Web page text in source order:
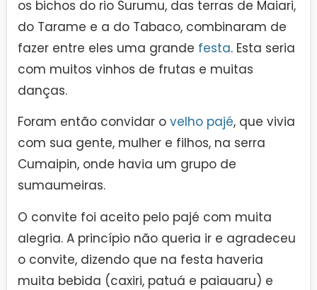
os bichos do rio Surumu, das terras de Maiari,
do Tarame e a do Tabaco, combinaram de
fazer entre eles uma grande festa. Esta seria
com muitos vinhos de frutas e muitas
danças.
Foram então convidar o velho pajé, que vivia
com sua gente, mulher e filhos, na serra
Cumaipin, onde havia um grupo de
sumaumeiras.
O convite foi aceito pelo pajé com muita
alegria. A princípio não queria ir e agradeceu
o convite, dizendo que na festa haveria
muita bebida (caxiri, patuá e paiauaru) e